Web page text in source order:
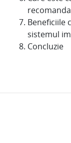
Beneficiile
sistemul
Concluzie